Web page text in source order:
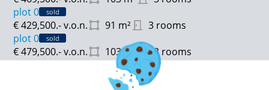
plot 0
sold
91 m² 3 rooms
€ 429,500.-v.o.n.
plot 0
sold
103m² 3 rooms
€ 479,500.-v.o.n.
103m² 3 rooms